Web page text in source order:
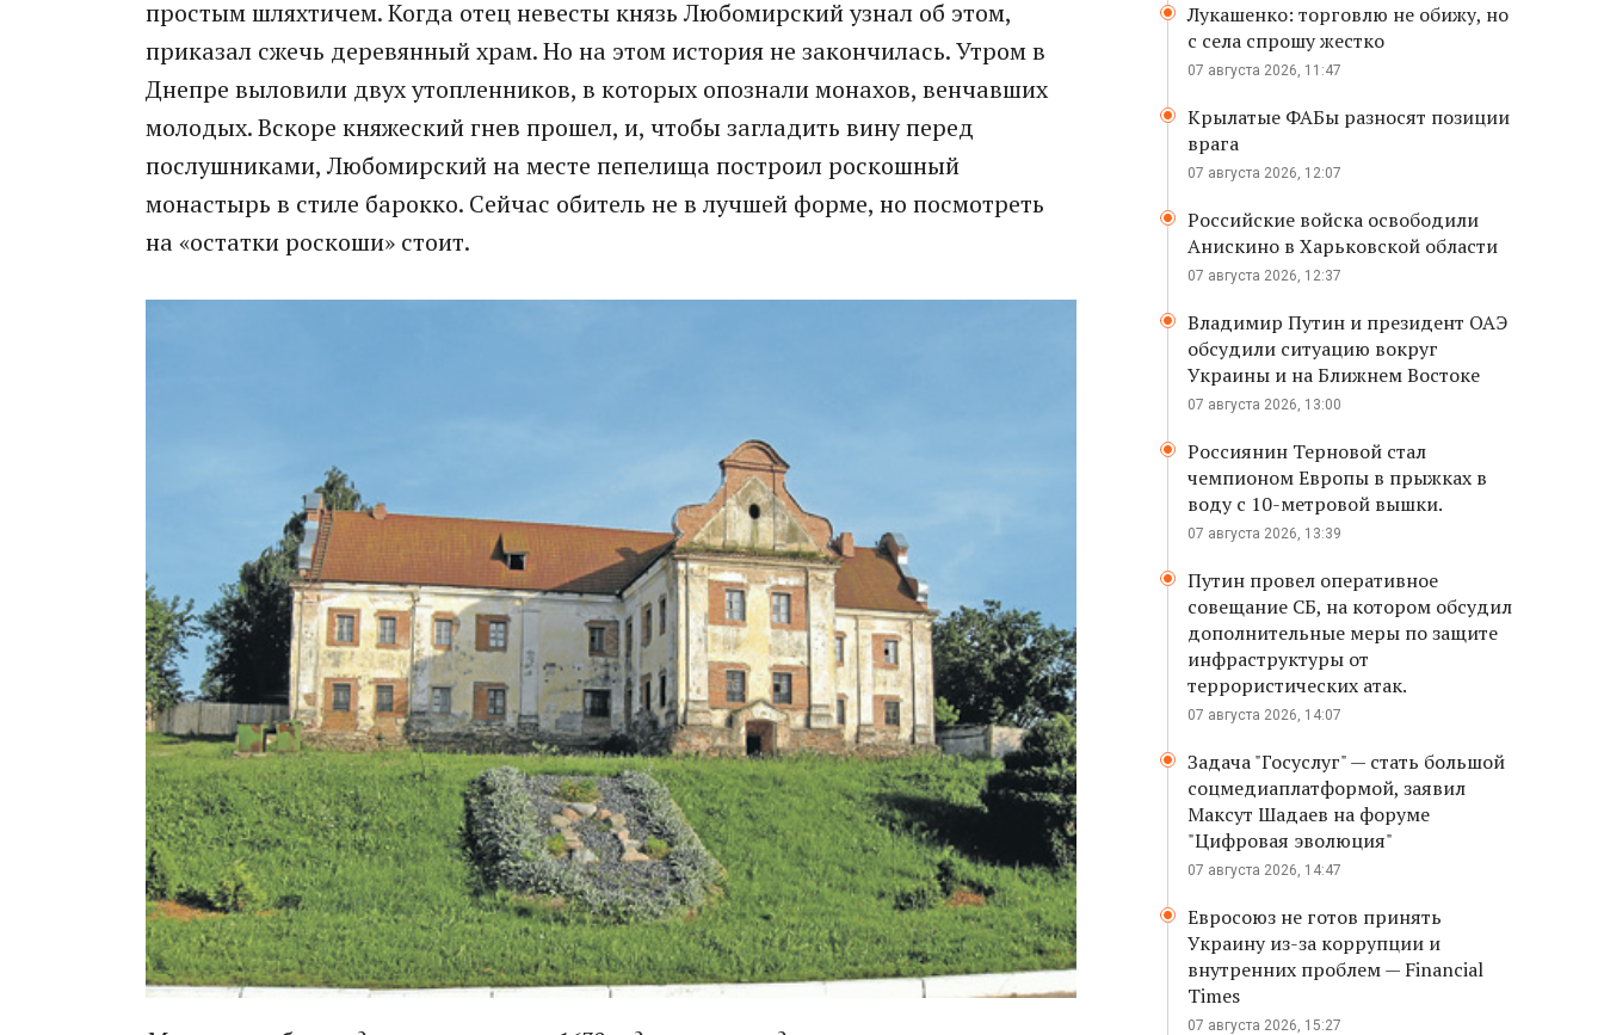
простым шляхтичем. Когда отец невесты князь Любомирский узнал об этом,
приказал сжечь деревянный храм. Но на этом история не закончилась. Утром в
Днепре выловили двух утопленников, в которых опознали монахов, венчавших
молодых. Вскоре княжеский гнев прошел, и, чтобы загладить вину перед
послушниками, Любомирский на месте пепелища построил роскошный
монастырь в стиле барокко. Сейчас обитель не в лучшей форме, но посмотреть
на «остатки роскоши» стоит.
Лукашенко: торговлю не обижу, но
с села спрошу жестко
07 августа 2026, 11:47
Крылатые ФАБы разносят позиции
врага
07 августа 2026, 12:07
Российские войска освободили
Анискино в Харьковской области
07 августа 2026, 12:37
Владимир Путин и президент ОАЭ
обсудили ситуацию вокруг
Украины и на Ближнем Востоке
07 августа 2026, 13:00
Россиянин Терновой стал
чемпионом Европы в прыжках в
воду с 10-метровой вышки.
07 августа 2026, 13:39
Путин провел оперативное
совещание СБ, на котором обсудил
дополнительные меры по защите
инфраструктуры от
террористических атак.
07 августа 2026, 14:07
Задача "Госуслуг" — стать большой
соцмедиаплатформой, заявил
Максут Шадаев на форуме
"Цифровая эволюция"
07 августа 2026, 14:47
Евросоюз не готов принять
Украину из-за коррупции и
внутренних проблем — Financial
Times
07 августа 2026, 15:27